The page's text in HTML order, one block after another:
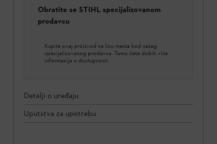
Obratite se STIHL specijalizovanom
prodavcu
Kupite ovaj proizvod na licu mesta kod našeg
specijalizovanog prodavca. Tamo ćete dobiti više
informacija o dostupnosti.
Detalji o uređaju
Uputstva za upotrebu